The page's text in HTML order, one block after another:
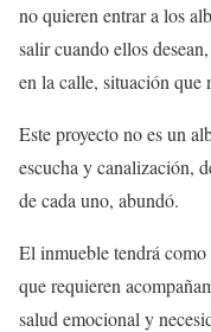
no quieren entrar a los
salir cuando ellos
en la calle, situación que
Este proyecto no es un
escucha y canalización,
de cada uno, abundó.
El inmueble tendrá
que requieren
salud emocional y